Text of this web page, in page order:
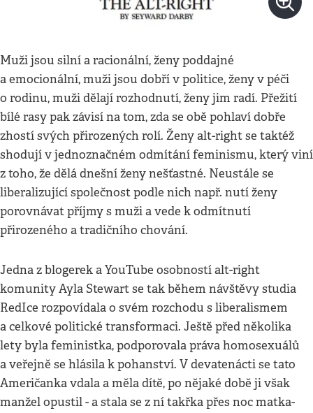
Muži jsou silní a racionální, ženy poddajné
a emocionální, muži jsou dobří v politice, ženy v péči
o rodinu, muži dělají rozhodnutí, ženy jim radí. Přežití
bílé rasy pak závisí na tom, zda se obě pohlaví dobře
zhostí svých přirozených rolí. Ženy alt-right se taktéž
shodují v jednoznačném odmítání feminismu, který viní
z toho, že dělá dnešní ženy nešťastné. Neustále se
liberalizující společnost podle nich např. nutí ženy
porovnávat příjmy s muži a vede k odmítnutí
přirozeného a tradičního chování.
Jedna z blogerek a YouTube osobností alt-right
komunity Ayla Stewart se tak během návštěvy studia
RedIce rozpovídala o svém rozchodu s liberalismem
a celkové politické transformaci. Ještě před několika
lety byla feministka, podporovala práva homosexuálů
a veřejně se hlásila k pohanství. V devatenácti se tato
Američanka vdala a měla dítě, po nějaké době ji však
manžel opustil - a stala se z ní takřka přes noc matka-